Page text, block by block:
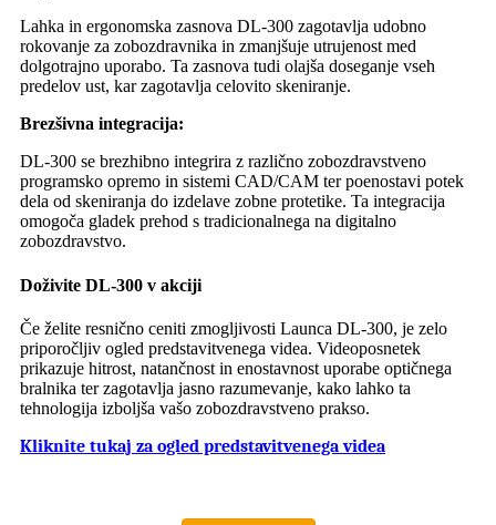
Lahka in ergonomska zasnova DL-300 zagotavlja udobno
rokovanje za zobozdravnika in zmanjšuje utrujenost med
dolgotrajno uporabo. Ta zasnova tudi olajša doseganje vseh
predelov ust, kar zagotavlja celovito skeniranje.
Brezšivna integracija:
DL-300 se brezhibno integrira z različno zobozdravstveno
programsko opremo in sistemi CAD/CAM ter poenostavi potek
dela od skeniranja do izdelave zobne protetike. Ta integracija
omogoča gladek prehod s tradicionalnega na digitalno
zobozdravstvo.
Doživite DL-300 v akciji
Če želite resnično ceniti zmogljivosti Launca DL-300, je zelo
priporočljiv ogled predstavitvenega videa. Videoposnetek
prikazuje hitrost, natančnost in enostavnost uporabe optičnega
bralnika ter zagotavlja jasno razumevanje, kako lahko ta
tehnologija izboljša vašo zobozdravstveno prakso.
Kliknite tukaj za ogled predstavitvenega videa